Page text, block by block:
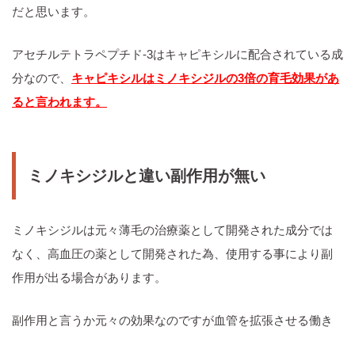
だと思います。
アセチルテトラペプチド-3はキャピキシルに配合されている成
分なので、 キャピキシルはミノキシジルの3倍の育毛効果があ
ると言われます。
ミノキシジルと違い副作用が無い
ミノキシジルは元々薄毛の治療薬として開発された成分では
なく、高血圧の薬として開発された為、使用する事により副
作用が出る場合があります。
副作用と言うか元々の効果なのですが血管を拡張させる働き